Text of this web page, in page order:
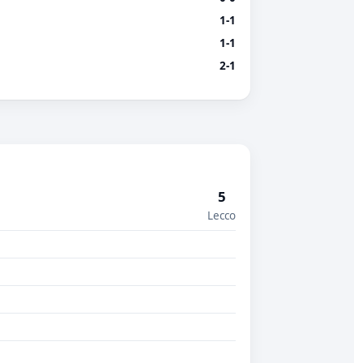
1-1
1-1
2-1
5
Lecco